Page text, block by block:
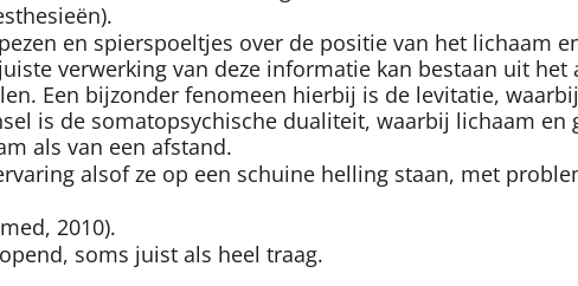
en spierspoeltjes over de positie van het lichaam
verwerking van deze informatie kan bestaan uit
Een bijzonder fenomeen hierbij is de levitatie,
is de somatopsychische dualiteit, waarbij lichaam en
als van een afstand.
alsof ze op een schuine helling staan, met
2010).
soms juist als heel traag.